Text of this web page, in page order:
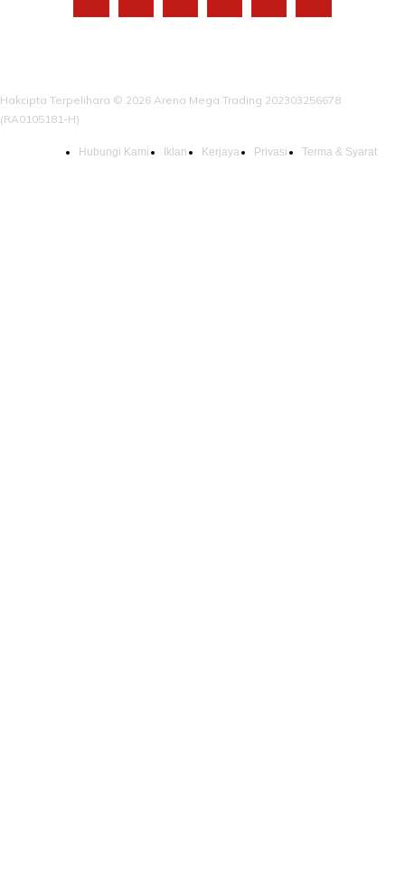
Hakcipta Terpelihara © 2026 Arena Mega Trading 202303256678
(RA0105181-H)
Hubungi Kami Iklan Kerjaya Privasi Terma & Syarat